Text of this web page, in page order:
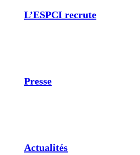
L’ESPCI recrute
Presse
Actualités